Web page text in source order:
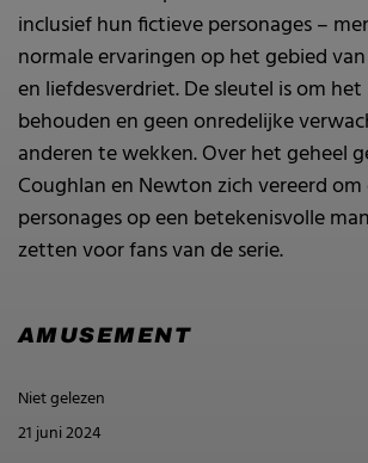
inclusief hun fictieve personages –
normale ervaringen op het gebied
en liefdesverdriet. De sleutel is om
behouden en geen onredelijke
anderen te wekken. Over het geheel
Coughlan en Newton zich vereerd om
personages op een betekenisvolle
zetten voor fans van de serie.
AMUSEMENT
Niet gelezen
21 juni 2024